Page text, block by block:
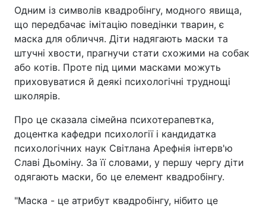
Одним із символів квадробінгу, модного явища,
що передбачає імітацію поведінки тварин, є
маска для обличчя. Діти надягають маски та
штучні хвости, прагнучи стати схожими на собак
або котів. Проте під цими масками можуть
приховуватися й деякі психологічні труднощі
школярів.
Про це сказала сімейна психотерапевтка,
доцентка кафедри психології і кандидатка
психологічних наук Світлана Арефнія інтерв'ю
Славі Дьоміну. За її словами, у першу чергу діти
одягають маски, бо це елемент квадробінгу.
"Маска - це атрибут квадробінгу, нібито це